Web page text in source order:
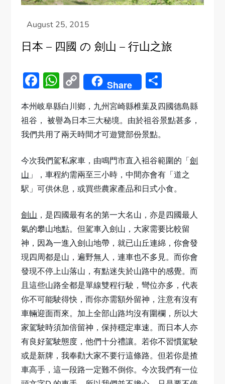
日本 – 四國 の 劍山 – 行山之旅
Facebook
WhatsApp
Copy
Link
Share
本州岐阜縣白川鄉，九州宮崎縣椎葉及四國德島縣
祖谷， 被譽為日本三大秘境。由於祖谷景點甚多，
我們共用了兩天時間才可遊覽部份景點。
今次我們駕私家車，由鳴門市直入袓谷範圍的「劍
山」，車程約需兩至三小時，中間亦會有「道之
駅」可供休息，或買些農家產品和日式小食。
劍山 ，是四國最有名的第一大名山，亦是四國最人
氣的攀山地點。但駕車入劍山，大家需要比較留
神，因為一進入劍山地帶，就已山丘連綿，你會發
現四周都是山，遍野無人，連車也不多見。而你會
發現不停上山落山，有點迷失於山路中的感覺。而
且這些山路全都是單線雙程行駛，彎位亦多，代表
你不可能駛得快，而你亦需額外留神，注意有沒有
車輛迎面而來。加上全部山路均沒有圍欄，所以大
家駕駛時須加倍留神，保持穩定車速。而日本人亦
有良好駕駛態度，他們十分禮讓。若你不習慣駕駛
或是新牌，我奉勸大家不要行這條路。但若你是揸
車高手，這一段路一定難不倒你。今次我們有一位